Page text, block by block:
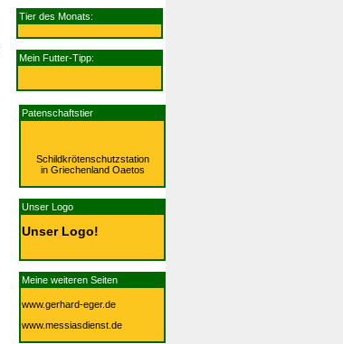
Tier des Monats:
Mein Futter-Tipp:
Patenschaftstier
Schildkrötenschutzstation
in Griechenland Oaetos
Unser Logo
Unser Logo!
Meine weiteren Seiten
www.gerhard-eger.de
www.messiasdienst.de